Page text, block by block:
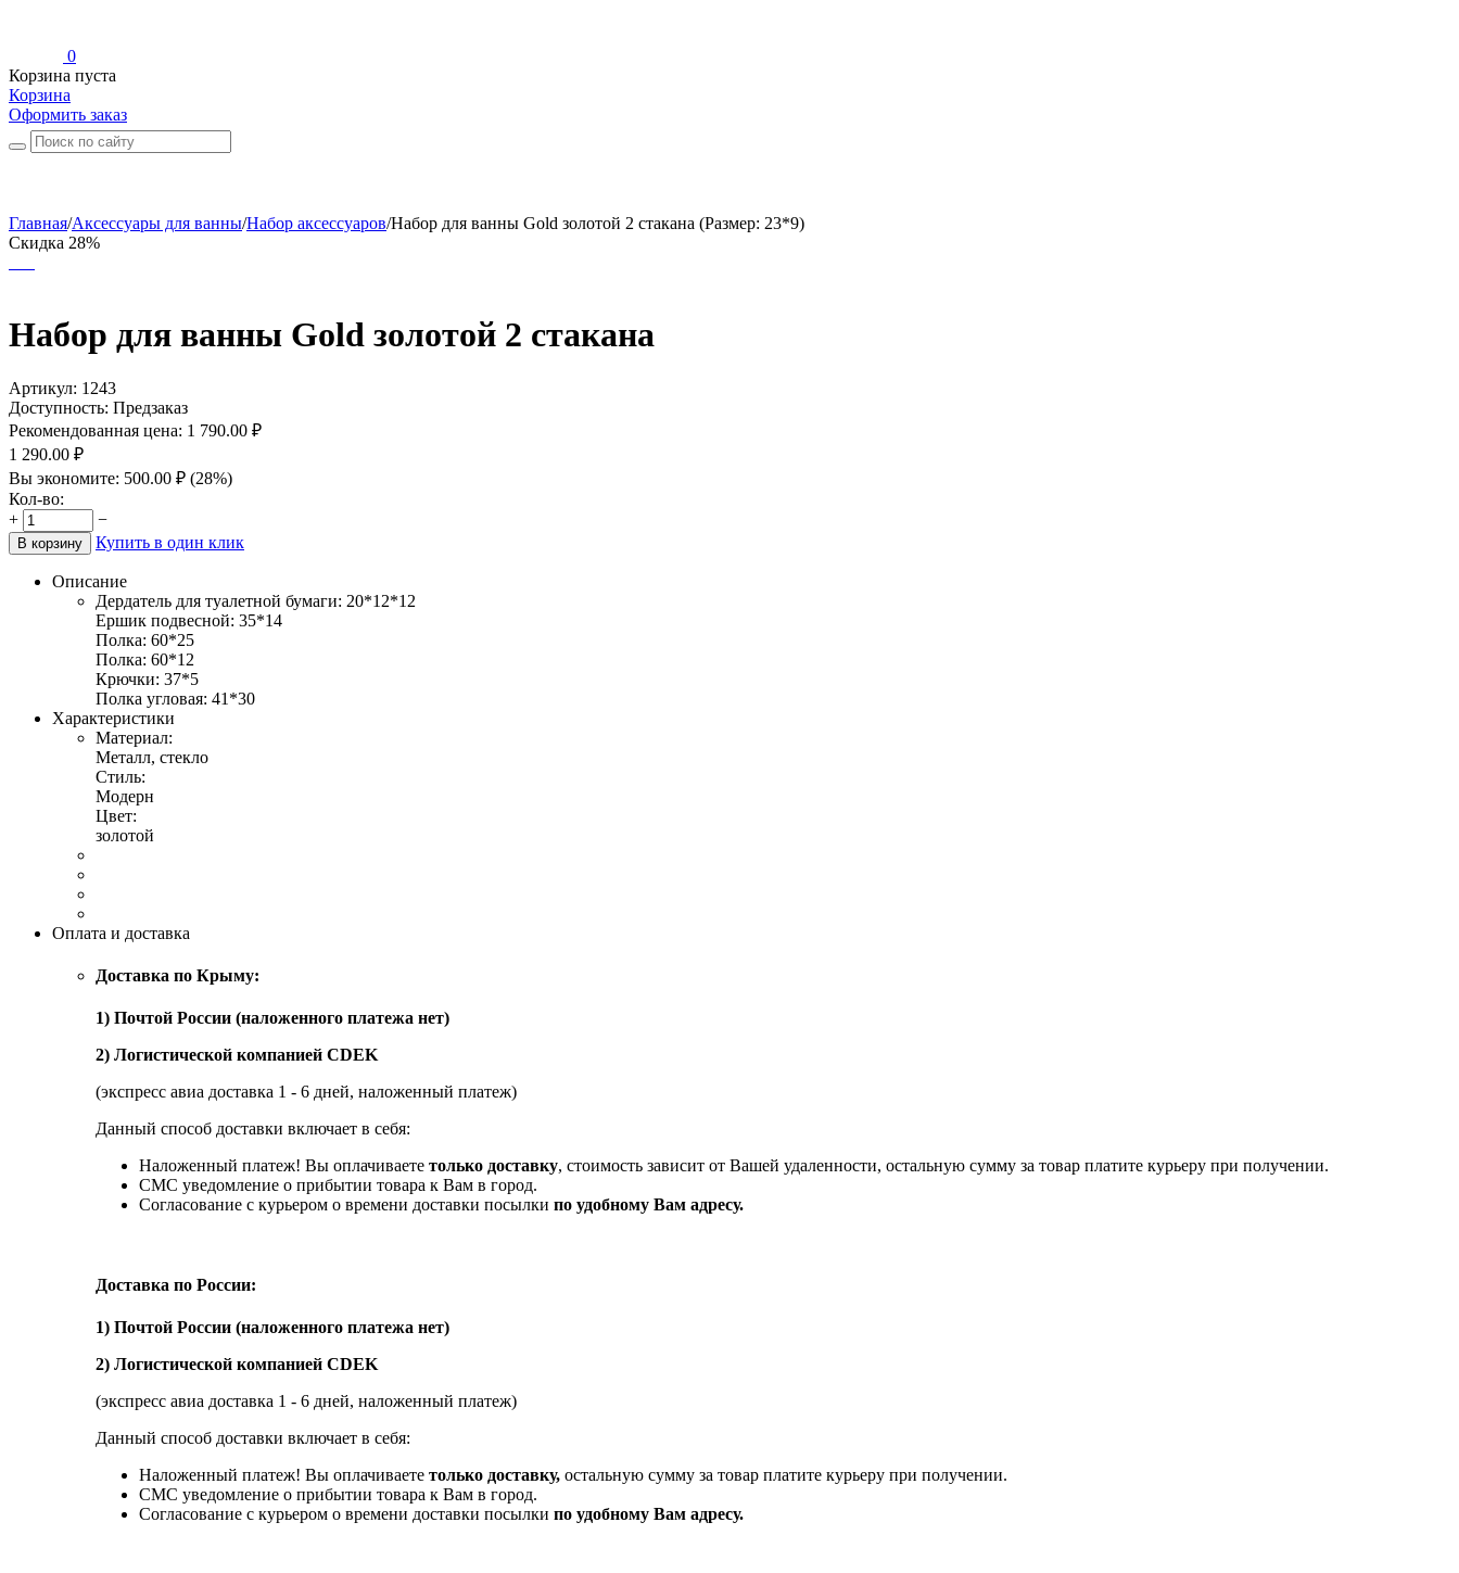
0
Корзина пуста
Корзина
Оформить заказ
Главная/Аксессуары для ванны/Набор аксессуаров/Набор для ванны Gold золотой 2 стакана (Размер: 23*9)
Скидка 28%
Набор для ванны Gold золотой 2 стакана
Артикул: 1243
Доступность: Предзаказ
Рекомендованная цена: 1 790.00 ₽
1 290.00 ₽
Вы экономите: 500.00 ₽ (28%)
Кол-во:
+
−
В корзину Купить в один клик
Описание
Дердатель для туалетной бумаги: 20*12*12
Ершик подвесной: 35*14
Полка: 60*25
Полка: 60*12
Крючки: 37*5
Полка угловая: 41*30
Характеристики
Материал:
Металл, стекло
Стиль:
Модерн
Цвет:
золотой
Оплата и доставка
Доставка по Крыму:
1) Почтой России (наложенного платежа нет)
2) Логистической компанией CDEK
(экспресс авиа доставка 1 - 6 дней, наложенный платеж)
Данный способ доставки включает в себя:
Наложенный платеж! Вы оплачиваете только доставку, стоимость зависит от Вашей удаленности, остальную сумму за товар платите курьеру при получении.
СМС уведомление о прибытии товара к Вам в город.
Согласование с курьером о времени доставки посылки по удобному Вам адресу.
Доставка по России:
1) Почтой России (наложенного платежа нет)
2) Логистической компанией CDEK
(экспресс авиа доставка 1 - 6 дней, наложенный платеж)
Данный способ доставки включает в себя:
Наложенный платеж! Вы оплачиваете только доставку, остальную сумму за товар платите курьеру при получении.
СМС уведомление о прибытии товара к Вам в город.
Согласование с курьером о времени доставки посылки по удобному Вам адресу.